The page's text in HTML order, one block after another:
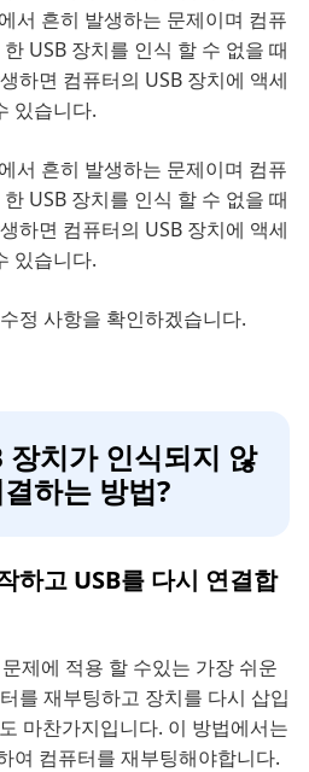
서 흔히 발생하는 문제이며 컴퓨
USB 장치를 인식 할 수 없을 때
하면 컴퓨터의 USB 장치에 액세
있습니다.
서 흔히 발생하는 문제이며 컴퓨
USB 장치를 인식 할 수 없을 때
하면 컴퓨터의 USB 장치에 액세
있습니다.
정 사항을 확인하겠습니다.
치가 인식되지 않
하는 방법?
하고 USB를 다시 연결합
제에 적용 할 수있는 가장 쉬운
를 재부팅하고 장치를 다시 삽입
마찬가지입니다. 이 방법에서는
여 컴퓨터를 재부팅해야합니다.